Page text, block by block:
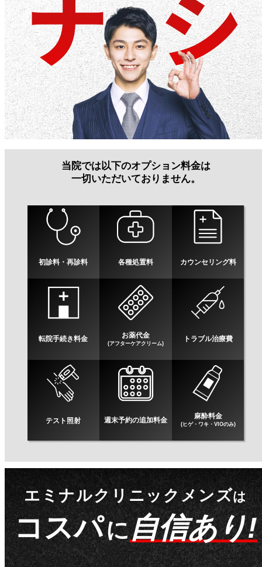
当院では以下のオプション料金は
一切いただいておりません。
初診料・再診料 各種処置料 カウンセリング料
転院手続き料金 お薬代金
(アフターケアクリーム)
トラブル治療費
テスト照射 週末予約の追加料金 麻酔料金
(ヒゲ・ワキ・VIOのみ)
エミナルクリニックメンズは
コスパに自信あり!